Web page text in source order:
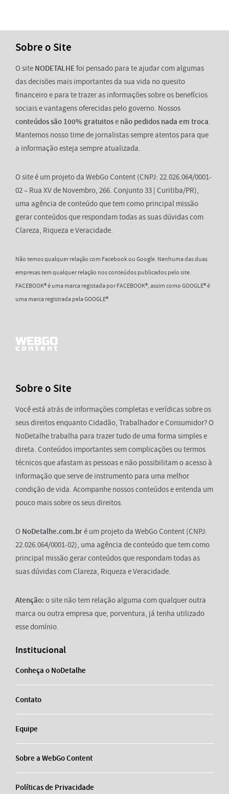
Sobre o Site
O site NODETALHEfoi pensado para te ajudar com algumas
das decisões mais importantes da sua vida no quesito
financeiro e para te trazer as informações sobre os benefícios
sociais e vantagens oferecidas pelo governo. Nossos
conteúdos são 100% gratuitose não pedidos nada em troca.
Mantemos nosso time de jornalistas sempre atentos para que
a informação esteja sempre atualizada.
O site é um projeto da WebGo Content (CNPJ: 22.026.064/0001-
02 – Rua XV de Novembro, 266. Conjunto 33 | Curitiba/PR),
uma agência de conteúdo que tem como principal missão
gerar conteúdos que respondam todas as suas dúvidas com
Clareza, Riqueza e Veracidade.
Não temos qualquer relação com Facebook ou Google. Nenhuma das duas
empresas tem qualquer relação nos conteúdos publicados pelo site.
FACEBOOK® é uma marca registada por FACEBOOK®, assim como GOOGLE® é
uma marca registrada pela GOOGLE®
Sobre o Site
Você está atrás de informações completas e verídicas sobre os
seus direitos enquanto Cidadão, Trabalhador e Consumidor? O
NoDetalhe trabalha para trazer tudo de uma forma simples e
direta. Conteúdos importantes sem complicações ou termos
técnicos que afastam as pessoas e não possibilitam o acesso à
informação que serve de instrumento para uma melhor
condição de vida. Acompanhe nossos conteúdos e entenda um
pouco mais sobre os seus direitos.
O NoDetalhe.com.bré um projeto da WebGo Content (CNPJ:
22.026.064/0001-02), uma agência de conteúdo que tem como
principal missão gerar conteúdos que respondam todas as
suas dúvidas com Clareza, Riqueza e Veracidade.
Atenção: o site não tem relação alguma com qualquer outra
marca ou outra empresa que, porventura, já tenha utilizado
esse domínio.
Institucional
Conheça o NoDetalhe
Contato
Equipe
Sobre a WebGo Content
Políticas de Privacidade